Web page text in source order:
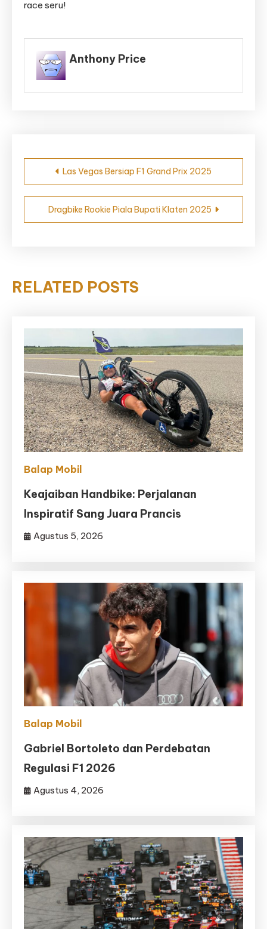
race seru!
Anthony Price
Navigasi
pos
Las Vegas Bersiap F1 Grand Prix 2025
Dragbike Rookie Piala Bupati Klaten 2025
RELATED POSTS
Balap Mobil
Keajaiban Handbike: Perjalanan
Inspiratif Sang Juara Prancis
Agustus 5, 2026
Balap Mobil
Gabriel Bortoleto dan Perdebatan
Regulasi F1 2026
Agustus 4, 2026